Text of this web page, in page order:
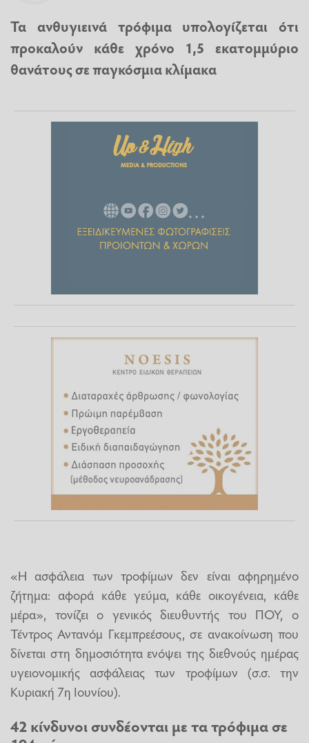
Τα ανθυγιεινά τρόφιμα υπολογίζεται ότι
προκαλούν κάθε χρόνο 1,5 εκατομμύριο
θανάτους σε παγκόσμια κλίμακα
«Η ασφάλεια των τροφίμων δεν είναι αφηρημένο
ζήτημα: αφορά κάθε γεύμα, κάθε οικογένεια, κάθε
μέρα», τονίζει ο γενικός διευθυντής του ΠΟΥ, ο
Τέντρος Αντανόμ Γκεμπρεέσους, σε ανακοίνωση που
δίνεται στη δημοσιότητα ενόψει της διεθνούς ημέρας
υγειονομικής ασφάλειας των τροφίμων (σ.σ. την
Κυριακή 7η Ιουνίου).
42 κίνδυνοι συνδέονται με τα τρόφιμα σε